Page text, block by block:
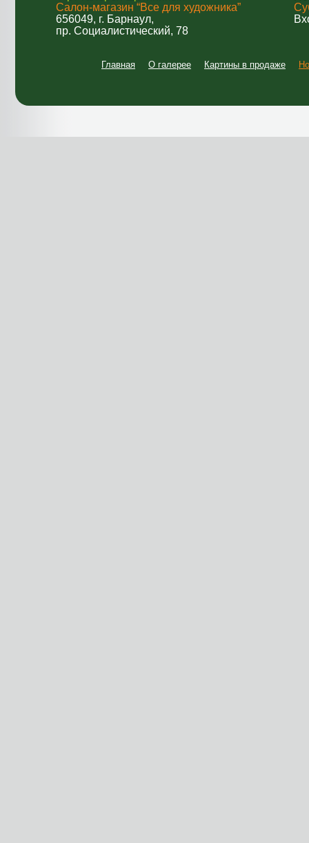
Салон-магазин “Все для художника”
656049, г. Барнаул,
пр. Социалистический, 78
Главная О галерее Картины в продаже